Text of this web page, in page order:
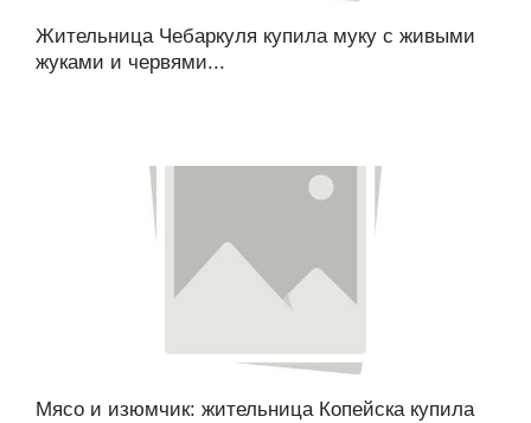
Жительница Чебаркуля купила муку с живыми
жуками и червями...
Мясо и изюмчик: жительница Копейска купила